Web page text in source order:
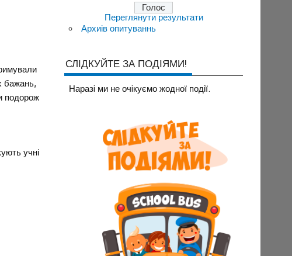
бажань,
подорож
учні
Переглянути результати
Архиів опитуваннь
СЛІДКУЙТЕ ЗА ПОДІЯМИ!
Наразi ми не очiкуємо жодної події.